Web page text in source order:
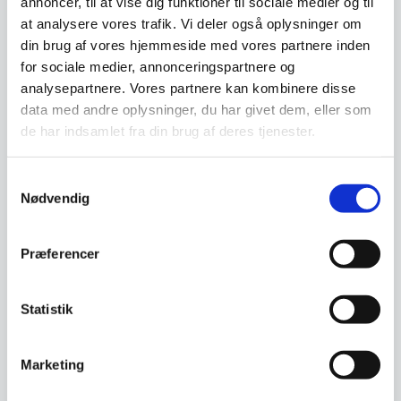
at analysere vores trafik. Vi deler også oplysninger om
din brug af vores hjemmeside med vores partnere inden
for sociale medier, annonceringspartnere og
analysepartnere. Vores partnere kan kombinere disse
data med andre oplysninger, du har givet dem, eller som
de har indsamlet fra din brug af deres tjenester.
Nødvendig
Præferencer
Statistik
Marketing
selv eller monteresBeklædt med
sort gummi…
Søger du noget andet end blot
det klassiske spejl? Dette spejl